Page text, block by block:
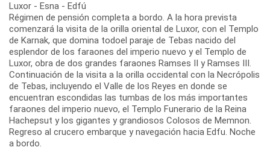
Luxor - Esna - Edfú
Régimen de pensión completa a bordo. A la hora prevista
comenzará la visita de la orilla oriental de Luxor, con el Templo
de Karnak, que domina todoel paraje de Tebas nacido del
esplendor de los faraones del imperio nuevo y el Templo de
Luxor, obra de dos grandes faraones Ramses II y Ramses III.
Continuación de la visita a la orilla occidental con la Necrópolis
de Tebas, incluyendo el Valle de los Reyes en donde se
encuentran escondidas las tumbas de los más importantes
faraones del imperio nuevo, el Templo Funerario de la Reina
Hachepsut y los gigantes y grandiosos Colosos de Memnon.
Regreso al crucero embarque y navegación hacia Edfu. Noche
a bordo.